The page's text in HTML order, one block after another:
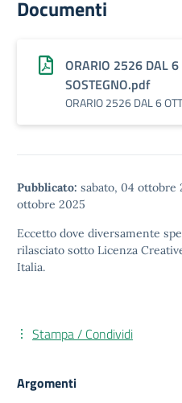
Documenti
ORARIO 2526 DAL 6
SOSTEGNO.pdf
ORARIO 2526 DAL 6
Pubblicato: sabato, 04 ottobre
ottobre 2025
Eccetto dove diversamente
rilasciato sotto Licenza
Italia.
Stampa / Condividi
Argomenti